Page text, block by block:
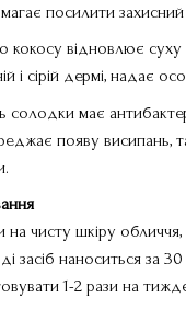
посилити захисний
кокосу відновлює суху
і сірій дермі, надає
солодки має
появу висипань,
на чисту шкіру
засіб наноситься за
1-2 рази на